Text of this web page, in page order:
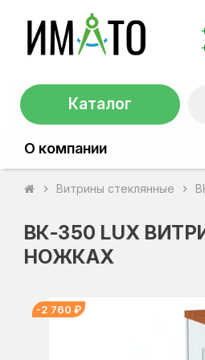
Каталог
О компании
chevron_right Витрины стеклянные chevron_right
ВК-350 LUX
НОЖКАХ
-2 760 ₽